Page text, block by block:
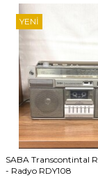
YENI
SABA Transcontintal
- Radyo RDY108